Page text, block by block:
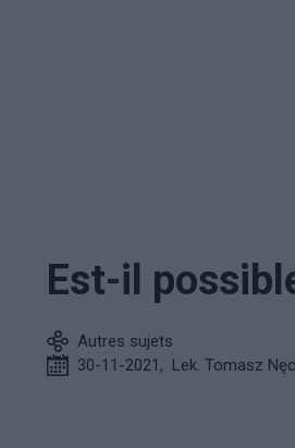
Est-il
Autres sujets
30-11-2021 , Lek. Tomasz